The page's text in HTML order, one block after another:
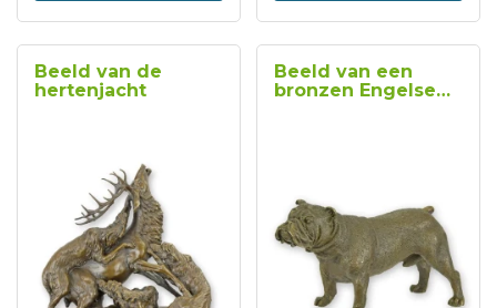
Beeld van de
hertenjacht
Beeld van een
bronzen Engelse